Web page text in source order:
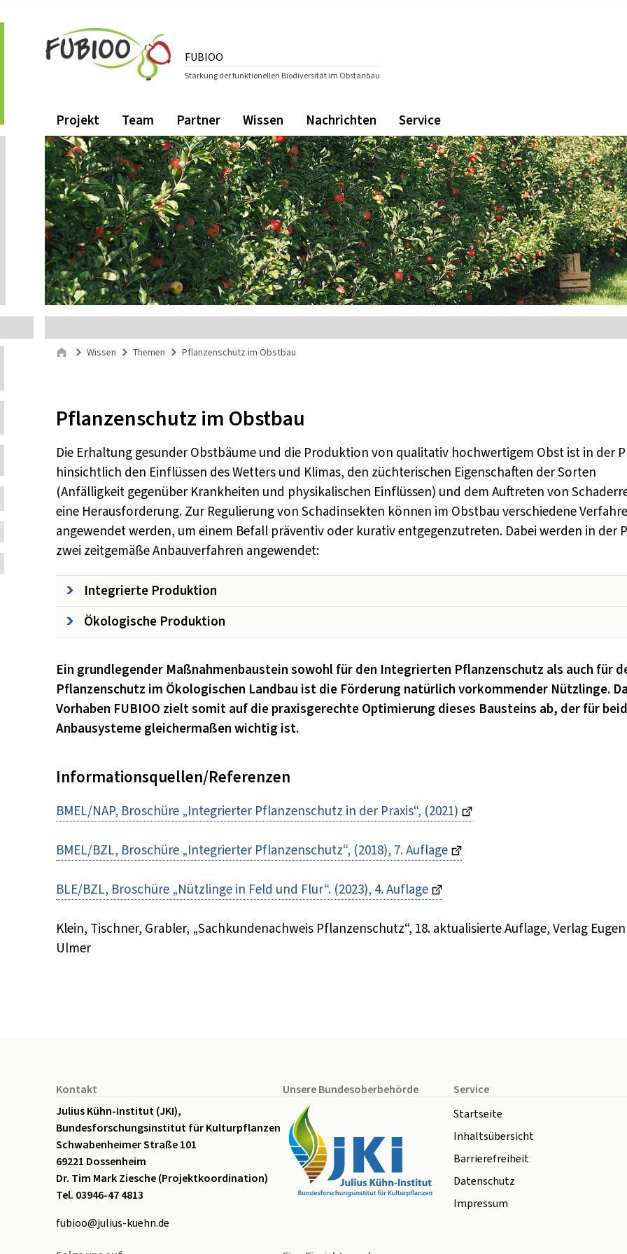
FUBIOO
Stärkung der funktionellen Biodiversität im Obstanbau
Navigation
Hauptmenü
Projekt Team Partner Wissen Nachrichten Service
Seitenpfad
Wissen Themen Pflanzenschutz im Obstbau
Inhalt:
Pflanzenschutz im Obstbau
Die Erhaltung gesunder Obstbäume und die Produktion von qualitativ hochwertigem Obst ist in der
hinsichtlich den Einflüssen des Wetters und Klimas, den züchterischen Eigenschaften der Sorten
(Anfälligkeit gegenüber Krankheiten und physikalischen Einflüssen) und dem Auftreten von
eine Herausforderung. Zur Regulierung von Schadinsekten können im Obstbau verschiedene
angewendet werden, um einem Befall präventiv oder kurativ entgegenzutreten. Dabei werden in der
zwei zeitgemäße Anbauverfahren angewendet:
Integrierte Produktion
Ökologische Produktion
Ein grundlegender Maßnahmenbaustein sowohl für den Integrierten Pflanzenschutz als auch für
Pflanzenschutz im Ökologischen Landbau ist die Förderung natürlich vorkommender Nützlinge.
Vorhaben FUBIOO zielt somit auf die praxisgerechte Optimierung dieses Bausteins ab, der für
Anbausysteme gleichermaßen wichtig ist.
Informationsquellen/Referenzen
BMEL/NAP, Broschüre „Integrierter Pflanzenschutz in der Praxis“, (2021)
BMEL/BZL, Broschüre „Integrierter Pflanzenschutz“, (2018), 7. Auflage
BLE/BZL, Broschüre „Nützlinge in Feld und Flur“. (2023), 4. Auflage
Klein, Tischner, Grabler, „Sachkundenachweis Pflanzenschutz“, 18. aktualisierte Auflage, Verlag Eugen
Ulmer
Kontakt
Julius Kühn-Institut (JKI),
Bundesforschungsinstitut für Kulturpflanzen
Schwabenheimer Straße 101
69221 Dossenheim
Dr. Tim Mark Ziesche (Projektkoordination)
Tel. 03946-47 4813
fubioo@julius-kuehn.de
Unsere Bundesoberbehörde
Service
Startseite
Inhaltsübersicht
Barrierefreiheit
Datenschutz
Impressum